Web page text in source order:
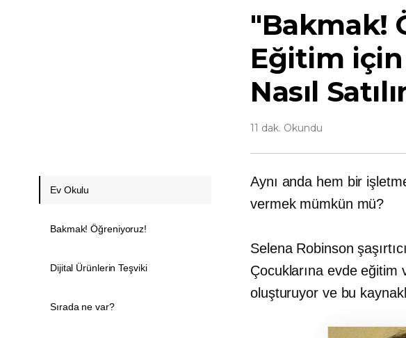
"Bakmak!
Eğitim
Nasıl
11 dak. Okundu
Aynı anda hem bir
vermek mümkün mü?
Selena Robinson
Çocuklarına evde
oluşturuyor ve bu
Ev Okulu
Bakmak! Öğreniyoruz!
Dijital Ürünlerin Teşviki
Sırada ne var?